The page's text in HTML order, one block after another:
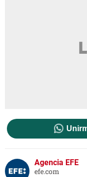
Agencia EFE
efe.com